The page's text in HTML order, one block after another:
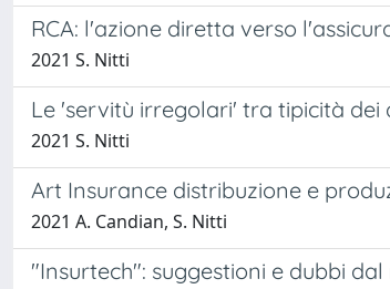
RCA: l'azione diretta verso
2021 S. Nitti
Le 'servitù irregolari' tra tipicità
2021 S. Nitti
Art Insurance distribuzione e
2021 A. Candian, S. Nitti
"Insurtech": suggestioni e dubbi